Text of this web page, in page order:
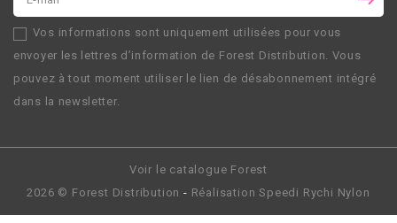
Vos informations sont uniquement utilisées pour vous
envoyer les lettres d’information de Forest Distribution. Vous
pouvez à tout moment utiliser le lien de désabonnement intégré
dans la newsletter.
Voir le catalogue Forest
2026 © Forest Distribution - RéalisationSpeedi Rychi Nylon